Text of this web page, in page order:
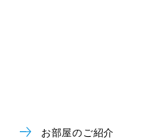
お部屋のご紹介